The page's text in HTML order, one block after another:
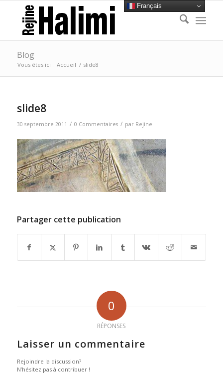
Blog
Vous êtes ici : Accueil / slide8
slide8
30 septembre 2011 / 0 Commentaires / par Rejine
Partager cette publication
0
RÉPONSES
Laisser un commentaire
Rejoindre la discussion?
N’hésitez pas à contribuer !
Français